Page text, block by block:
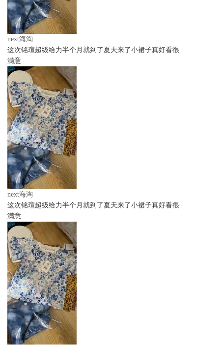
next海淘
这次铭瑄超级给力半个月就到了夏天来了小裙子真好看很
满意
next海淘
这次铭瑄超级给力半个月就到了夏天来了小裙子真好看很
满意